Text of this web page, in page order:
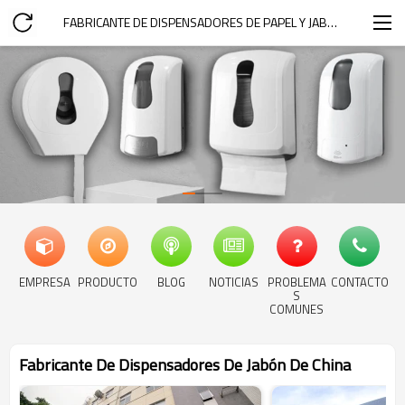
FABRICANTE DE DISPENSADORES DE PAPEL Y JABÓN SMARL
EMPRESA PRODUCTO BLOG NOTICIAS PROBLEMA
S
COMUNES
CONTACTO
Fabricante De Dispensadores De Jabón De China